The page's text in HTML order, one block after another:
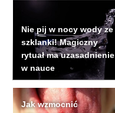
Nie pij w nocy wody ze
szklanki! Magiczny
rytuał ma uzasadnienie
w nauce
Jak wzmocnić